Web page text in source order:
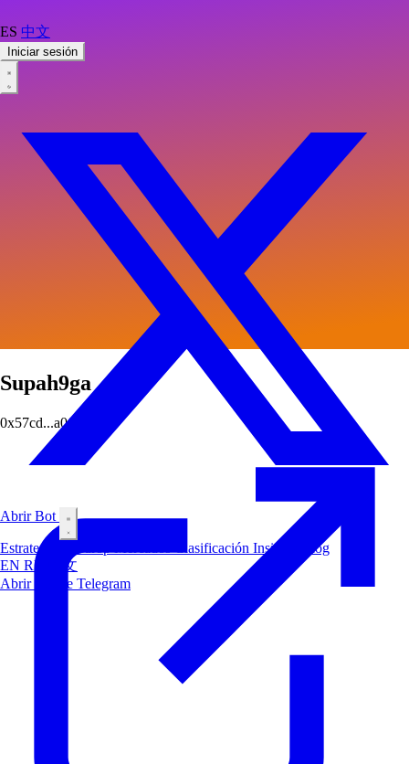
ES 中文
Iniciar sesión
Abrir Bot
Estrategias Clasificación Insiders
Blog
EN RU
中文
Abrir Bot de Telegram
Supah9ga
0x57cd...a0fb